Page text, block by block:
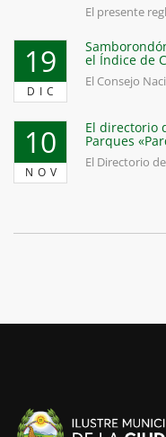
El presente
19
DIC
el Índice de
El Consejo
10
NOV
El directorio
Parques
El Directorio